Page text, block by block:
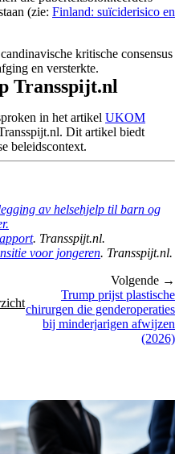
(zie: Finland: suïciderisico en
kritische consensus
en versterkte.
Transspijt.nl
in het artikel UKOM
Dit artikel biedt
beleidscontext.
av helsehjelp til barn og
. Transspijt.nl.
voor jongeren. Transspijt.nl.
Volgende →
Trump prijst plastische
chirurgen die genderoperaties
bij minderjarigen afwijzen
(2026)